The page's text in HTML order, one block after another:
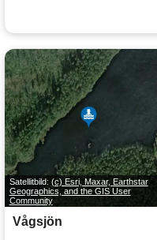
Satellitbild: (c) Esri, Maxar, Earthstar
Geographics, and the GIS User
Community
Vågsjön